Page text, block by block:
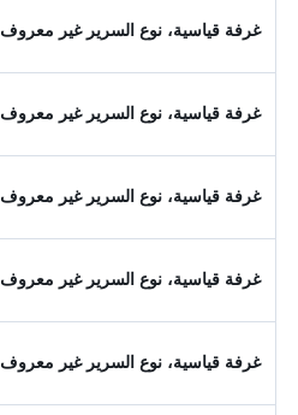
غرفة قياسية، نوع السرير غير معروف
غرفة قياسية، نوع السرير غير معروف
غرفة قياسية، نوع السرير غير معروف
غرفة قياسية، نوع السرير غير معروف
غرفة قياسية، نوع السرير غير معروف